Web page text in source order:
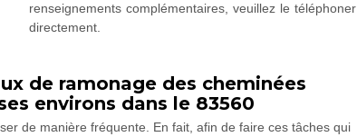
renseignements complémentaires, veuillez le téléphoner
directement.
de ramonage des cheminées
environs dans le 83560
de manière fréquente. En fait, afin de faire ces tâches qui